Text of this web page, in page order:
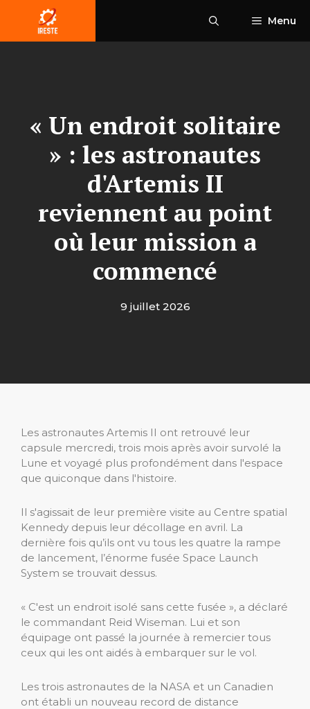
contenu
Menu
« Un endroit solitaire
» : les astronautes
d'Artemis II
reviennent au point
où leur mission a
commencé
9 juillet 2026
Les astronautes Artemis II ont retrouvé leur
capsule mercredi, trois mois après avoir survolé la
Lune et voyagé plus profondément dans l'espace
que quiconque dans l'histoire.
Il s'agissait de leur première visite au Centre spatial
Kennedy depuis leur décollage en avril. La
dernière fois qu’ils ont vu tous les quatre la rampe
de lancement, l’énorme fusée Space Launch
System se trouvait dessus.
« C'est un endroit isolé sans cette fusée », a déclaré
le commandant Reid Wiseman. Lui et son
équipage ont passé la journée à remercier tous
ceux qui les ont aidés à embarquer sur le vol.
Les trois astronautes de la NASA et un Canadien
ont établi un nouveau record de distance